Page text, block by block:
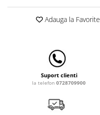
Adauga la Favorite
Suport clienti
la telefon 0728709900